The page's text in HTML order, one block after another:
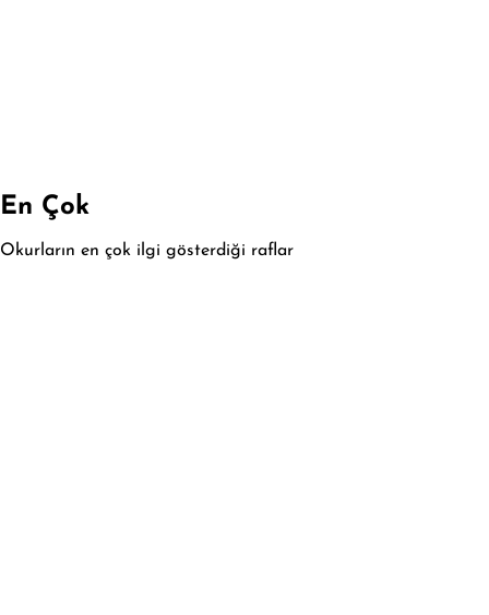
En Çok
Okurların en çok ilgi gösterdiği raflar